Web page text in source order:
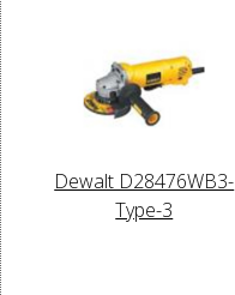
Dewalt D28476WB3-
Type-3